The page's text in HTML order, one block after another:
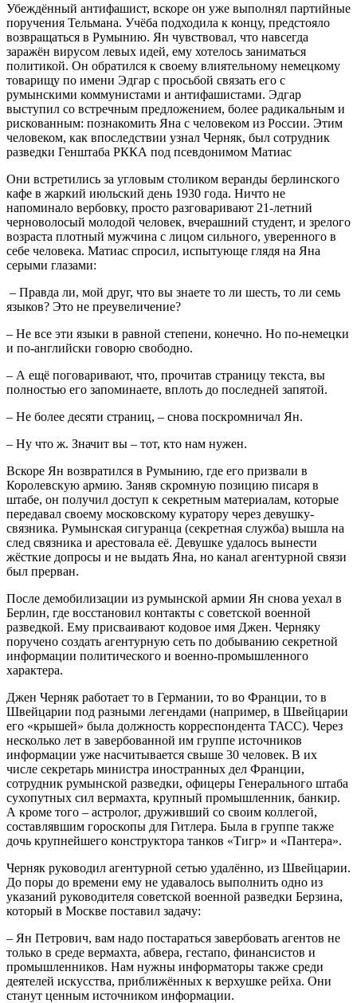
Убеждённый антифашист, вскоре он уже выполнял партийные
поручения Тельмана. Учёба подходила к концу, предстояло
возвращаться в Румынию. Ян чувствовал, что навсегда
заражён вирусом левых идей, ему хотелось заниматься
политикой. Он обратился к своему влиятельному немецкому
товарищу по имени Эдгар с просьбой связать его с
румынскими коммунистами и антифашистами. Эдгар
выступил со встречным предложением, более радикальным и
рискованным: познакомить Яна с человеком из России. Этим
человеком, как впоследствии узнал Черняк, был сотрудник
разведки Генштаба РККА под псевдонимом Матиас
Они встретились за угловым столиком веранды берлинского
кафе в жаркий июльский день 1930 года. Ничто не
напоминало вербовку, просто разговаривают 21-летний
черноволосый молодой человек, вчерашний студент, и зрелого
возраста плотный мужчина с лицом сильного, уверенного в
себе человека. Матиас спросил, испытующе глядя на Яна
серыми глазами:
– Правда ли, мой друг, что вы знаете то ли шесть, то ли семь
языков? Это не преувеличение?
– Не все эти языки в равной степени, конечно. Но по-немецки
и по-английски говорю свободно.
– А ещё поговаривают, что, прочитав страницу текста, вы
полностью его запоминаете, вплоть до последней запятой.
– Не более десяти страниц, – снова поскромничал Ян.
– Ну что ж. Значит вы – тот, кто нам нужен.
Вскоре Ян возвратился в Румынию, где его призвали в
Королевскую армию. Заняв скромную позицию писаря в
штабе, он получил доступ к секретным материалам, которые
передавал своему московскому куратору через девушку-
связника. Румынская сигуранца (секретная служба) вышла на
след связника и арестовала её. Девушке удалось вынести
жёсткие допросы и не выдать Яна, но канал агентурной связи
был прерван.
После демобилизации из румынской армии Ян снова уехал в
Берлин, где восстановил контакты с советской военной
разведкой. Ему присваивают кодовое имя Джен. Черняку
поручено создать агентурную сеть по добыванию секретной
информации политического и военно-промышленного
характера.
Джен Черняк работает то в Германии, то во Франции, то в
Швейцарии под разными легендами (например, в Швейцарии
его «крышей» была должность корреспондента ТАСС). Через
несколько лет в завербованной им группе источников
информации уже насчитывается свыше 30 человек. В их
числе секретарь министра иностранных дел Франции,
сотрудник румынской разведки, офицеры Генерального штаба
сухопутных сил вермахта, крупный промышленник, банкир.
А кроме того – астролог, друживший со своим коллегой,
составлявшим гороскопы для Гитлера. Была в группе также
дочь крупнейшего конструктора танков «Тигр» и «Пантера».
Черняк руководил агентурной сетью удалённо, из Швейцарии.
До поры до времени ему не удавалось выполнить одно из
указаний руководителя советской военной разведки Берзина,
который в Москве поставил задачу:
– Ян Петрович, вам надо постараться завербовать агентов не
только в среде вермахта, абвера, гестапо, финансистов и
промышленников. Нам нужны информаторы также среди
деятелей искусства, приближённых к верхушке рейха. Они
станут ценным источником информации.